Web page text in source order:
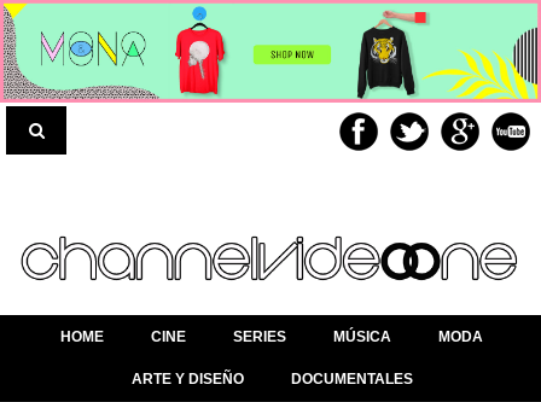
HOME CINE SERIES MÚSICA MODA
ARTE Y DISEÑO DOCUMENTALES